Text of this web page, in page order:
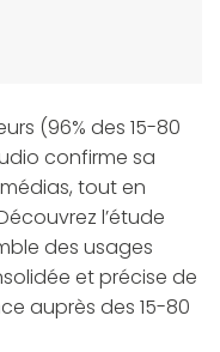
(96% des 15-80
confirme sa
tout en
l’étude
des usages
et précise de
auprès des 15-80